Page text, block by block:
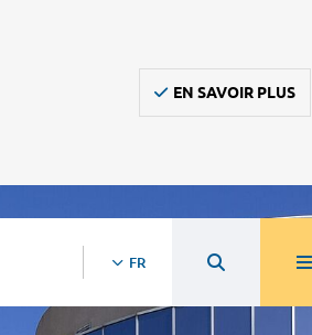
EN SAVOIR PLUS
FR